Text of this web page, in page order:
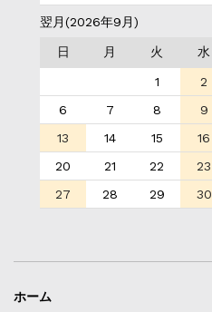
翌月(2026年9月)
日 月 火 水
1 2
6
7 8 9
13
14 15 16
20
21 22 23
27
28 29 30
ホーム